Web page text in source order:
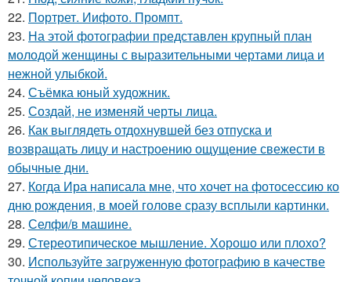
22. Портрет. Иифото. Промпт.
23. На этой фотографии представлен крупный план
молодой женщины с выразительными чертами лица и
нежной улыбкой.
24. Съёмка юный художник.
25. Создай, не изменяй черты лица.
26. Как выглядеть отдохнувшей без отпуска и
возвращать лицу и настроению ощущение свежести в
обычные дни.
27. Когда Ира написала мне, что хочет на фотосессию ко
дню рождения, в моей голове сразу всплыли картинки.
28. Селфи/в машине.
29. Стереотипическое мышление. Хорошо или плохо?
30. Используйте загруженную фотографию в качестве